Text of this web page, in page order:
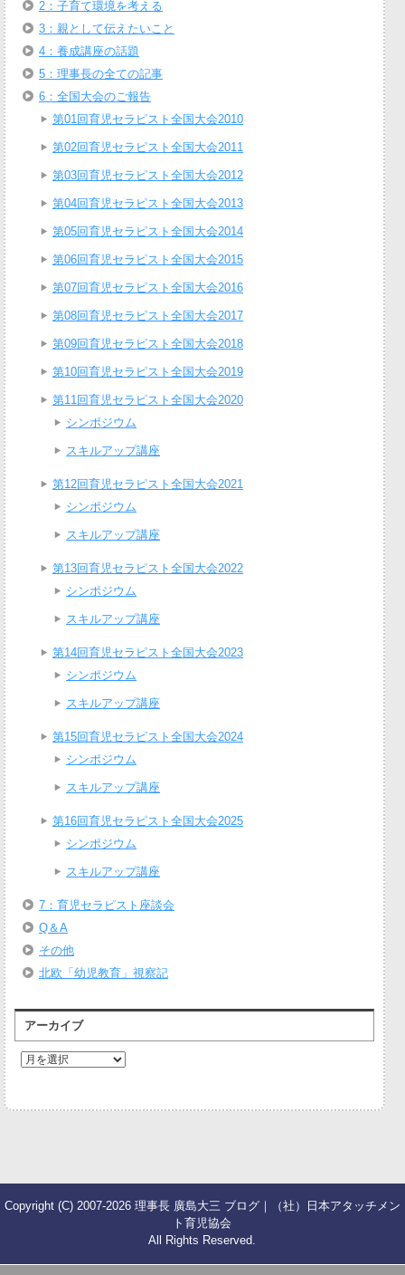
2：子育て環境を考える
3：親として伝えたいこと
4：養成講座の話題
5：理事長の全ての記事
6：全国大会のご報告
第01回育児セラピスト全国大会2010
第02回育児セラピスト全国大会2011
第03回育児セラピスト全国大会2012
第04回育児セラピスト全国大会2013
第05回育児セラピスト全国大会2014
第06回育児セラピスト全国大会2015
第07回育児セラピスト全国大会2016
第08回育児セラピスト全国大会2017
第09回育児セラピスト全国大会2018
第10回育児セラピスト全国大会2019
第11回育児セラピスト全国大会2020
シンポジウム
スキルアップ講座
第12回育児セラピスト全国大会2021
シンポジウム
スキルアップ講座
第13回育児セラピスト全国大会2022
シンポジウム
スキルアップ講座
第14回育児セラピスト全国大会2023
シンポジウム
スキルアップ講座
第15回育児セラピスト全国大会2024
シンポジウム
スキルアップ講座
第16回育児セラピスト全国大会2025
シンポジウム
スキルアップ講座
7：育児セラピスト座談会
Q＆A
その他
北欧「幼児教育」視察記
アーカイブ
ア
イ
Copyright (C) 2007-2026 理事長 廣島大三 ブログ｜（社）日本アタッチメン
ト育児協会
All Rights Reserved.